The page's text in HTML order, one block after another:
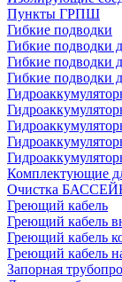
Пункты ГРПШ
Гибкие подводки
Гибкие подводки
Гибкие подводки
Гибкие подводки
Комплектующие
Очистка
Греющий кабель
Греющий кабель
Греющий кабель
Греющий кабель
Запорная